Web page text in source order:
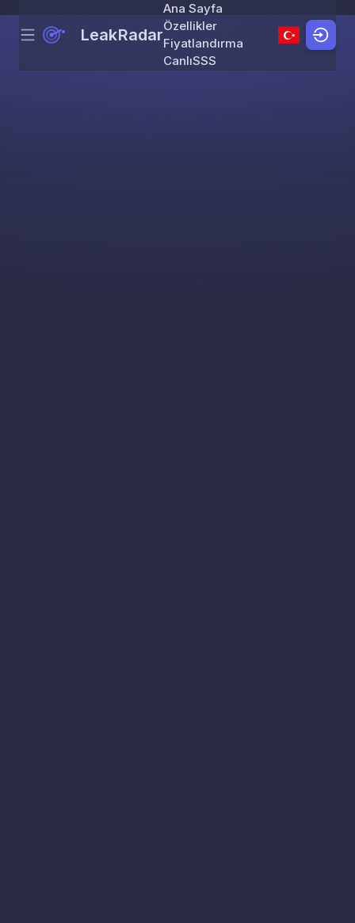
Skip to content
Menu LeakRadar
Ana Sayfa
Özellikler
Fiyatlandırma
CanlıSSS